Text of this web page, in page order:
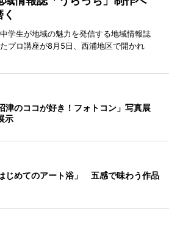
学生が地域の魅力を発信する地域情報誌
プロ講座が8月5日、西浦地区で開かれ
津のココが好き！フォトコン」写真展
示
じめてのアート浴」 五感で味わう作品